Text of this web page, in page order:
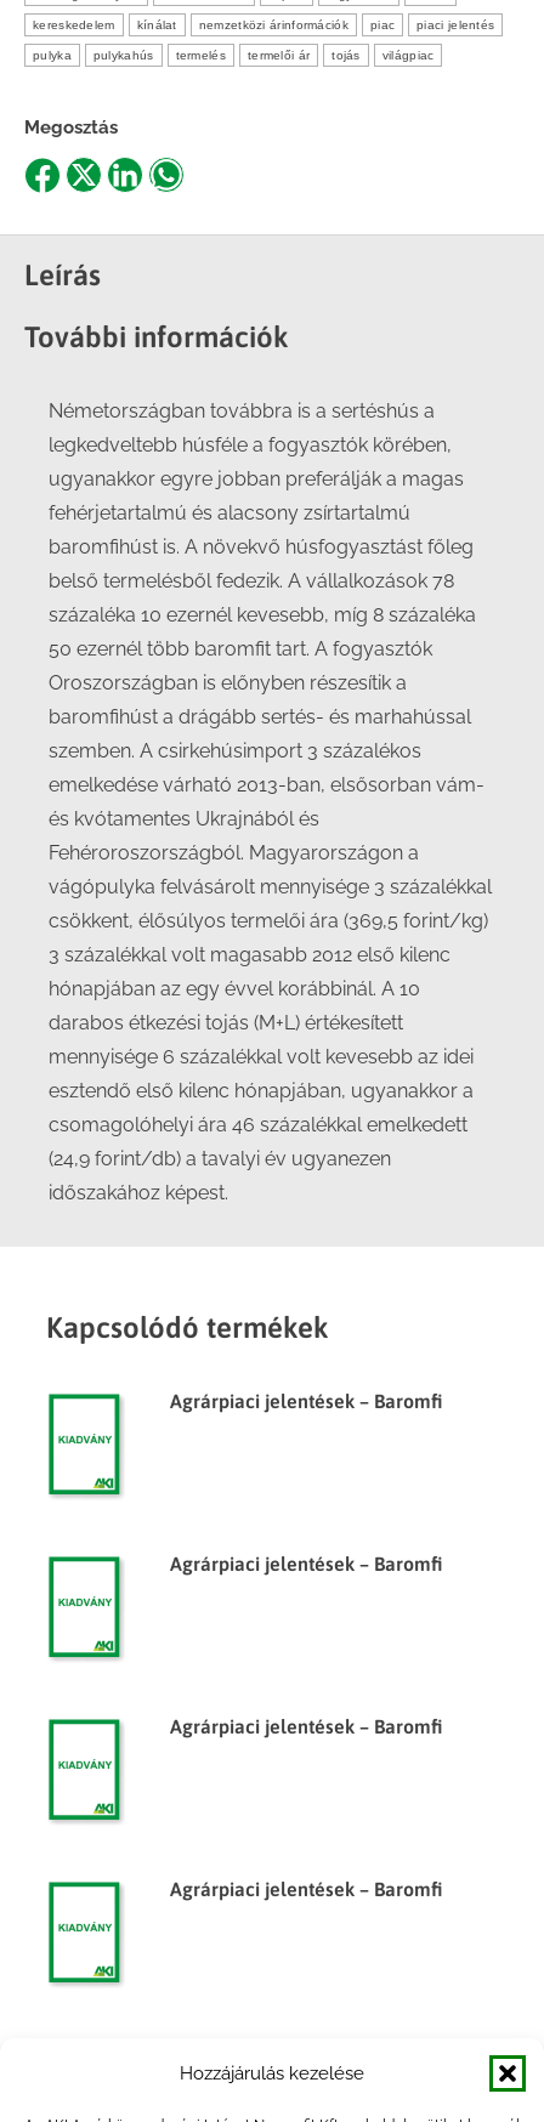
Hozzájárulás kezelése
kereskedelem kínálat nemzetközi árinformációk piac piaci jelentés
pulyka pulykahús termelés termelői ár tojás világpiac
Megosztás
Share
Facebook
Share
X
ShareShare
Leírás
További információk
Németországban továbbra is a sertéshús a
legkedveltebb húsféle a fogyasztók körében,
ugyanakkor egyre jobban preferálják a magas
fehérjetartalmú és alacsony zsírtartalmú
baromfihúst is. A növekvő húsfogyasztást főleg
belső termelésből fedezik. A vállalkozások 78
százaléka 10 ezernél kevesebb, míg 8 százaléka
50 ezernél több baromfit tart. A fogyasztók
Oroszországban is előnyben részesítik a
baromfihúst a drágább sertés- és marhahússal
szemben. A csirkehúsimport 3 százalékos
emelkedése várható 2013-ban, elsősorban vám-
és kvótamentes Ukrajnából és
Fehéroroszországból. Magyarországon a
vágópulyka felvásárolt mennyisége 3 százalékkal
csökkent, élősúlyos termelői ára (369,5 forint/kg)
3 százalékkal volt magasabb 2012 első kilenc
hónapjában az egy évvel korábbinál. A 10
darabos étkezési tojás (M+L) értékesített
mennyisége 6 százalékkal volt kevesebb az idei
esztendő első kilenc hónapjában, ugyanakkor a
csomagolóhelyi ára 46 százalékkal emelkedett
(24,9 forint/db) a tavalyi év ugyanezen
időszakához képest.
Kapcsolódó termékek
Agrárpiaci jelentések – Baromfi
Agrárpiaci jelentések – Baromfi
Agrárpiaci jelentések – Baromfi
Agrárpiaci jelentések – Baromfi